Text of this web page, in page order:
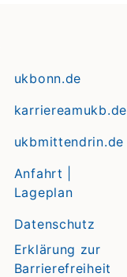
ukbonn.de
karriereamukb.de
ukbmittendrin.de
Anfahrt |
Lageplan
Datenschutz
Erklärung zur
Barrierefreiheit